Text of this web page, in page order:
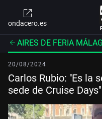
ondacero.es
AIRES DE FERIA
20/08/2024
Carlos Rubio: ''Es la
sede de Cruise Days''